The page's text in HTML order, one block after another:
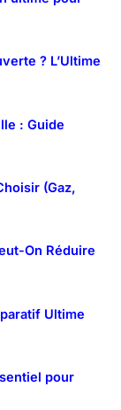
? L’Ultime
: Guide
(Gaz,
On Réduire
Ultime
pour